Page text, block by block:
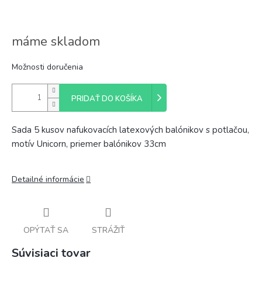
máme skladom
Možnosti doručenia
PRIDAŤ DO KOŠÍKA
Sada 5 kusov nafukovacích latexových balónikov s potlačou,
motív Unicorn, priemer balónikov 33cm
Detailné informácie
OPÝTAŤ SA STRÁŽIŤ
Súvisiaci tovar